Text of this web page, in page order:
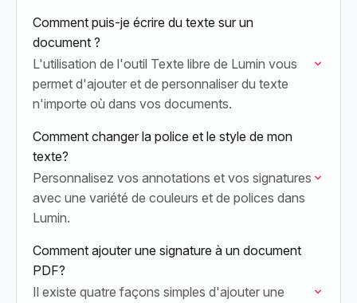
Comment puis-je écrire du texte sur un
document ?
L'utilisation de l'outil Texte libre de Lumin vous
permet d'ajouter et de personnaliser du texte
n'importe où dans vos documents.
Comment changer la police et le style de mon
texte?
Personnalisez vos annotations et vos signatures
avec une variété de couleurs et de polices dans
Lumin.
Comment ajouter une signature à un document
PDF?
Il existe quatre façons simples d'ajouter une